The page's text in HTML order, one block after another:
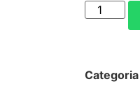
Categoria